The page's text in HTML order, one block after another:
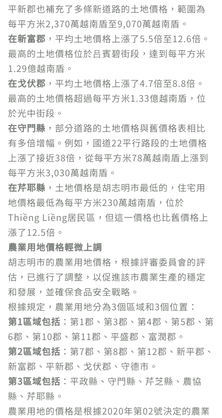
平新郡也補充了多條新道路的土地價格，範圍為
每平方米2,370萬越南盾至9,070萬越南盾。
在新富郡 ，平均土地價格上漲了5.5倍至12.6倍。
最高的土地價格位於吕賓碧街段，達到每平方米
1.29億越南盾。
在戈伏郡 ，平均土地價格上漲了4.7倍至8.8倍。
最高的土地價格超過每平方米1.33億越南盾，位
於光中街段。
在守門縣 ，部分道路的土地價格與舊價格表相比
有多倍增幅。例如，國道22平行路段的土地價格
上漲了接近38倍，從每平方米78萬越南盾上漲到
每平方米3,030萬越南盾。
在芹耶縣 ，土地價格是胡志明市最低的，住宅用
地價格最低為每平方米230萬越南盾，位於
Thiềng Liềng居民區，但這一價格也比舊價格上
漲了12.5倍。
農業用地價格輕微上調
胡志明市的農業用地價格，根據評審委員會的評
估，已進行了調整，以促進該市農業生產的穩定
和發展，並確保食品安全戰略。
根據規定，農業用地分為3個區域和3個位置：
第1區域包括 ：第1郡、第3郡、第4郡、第5郡、第
6郡、第10郡、第11郡、平盛郡、富潤郡。
第2區域包括 ：第7郡、第8郡、第12郡、新平郡、
新富郡、平新郡、戈伏郡、守德市。
第3區域包括 ：平政縣、守門縣、芹芝縣、農協
縣、芹耶縣。
農業用地的價格是根據2020年第02號決定的農業